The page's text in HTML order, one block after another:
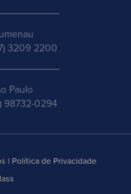
3209 2200
Paulo
98732-0294
| Política de Privacidade